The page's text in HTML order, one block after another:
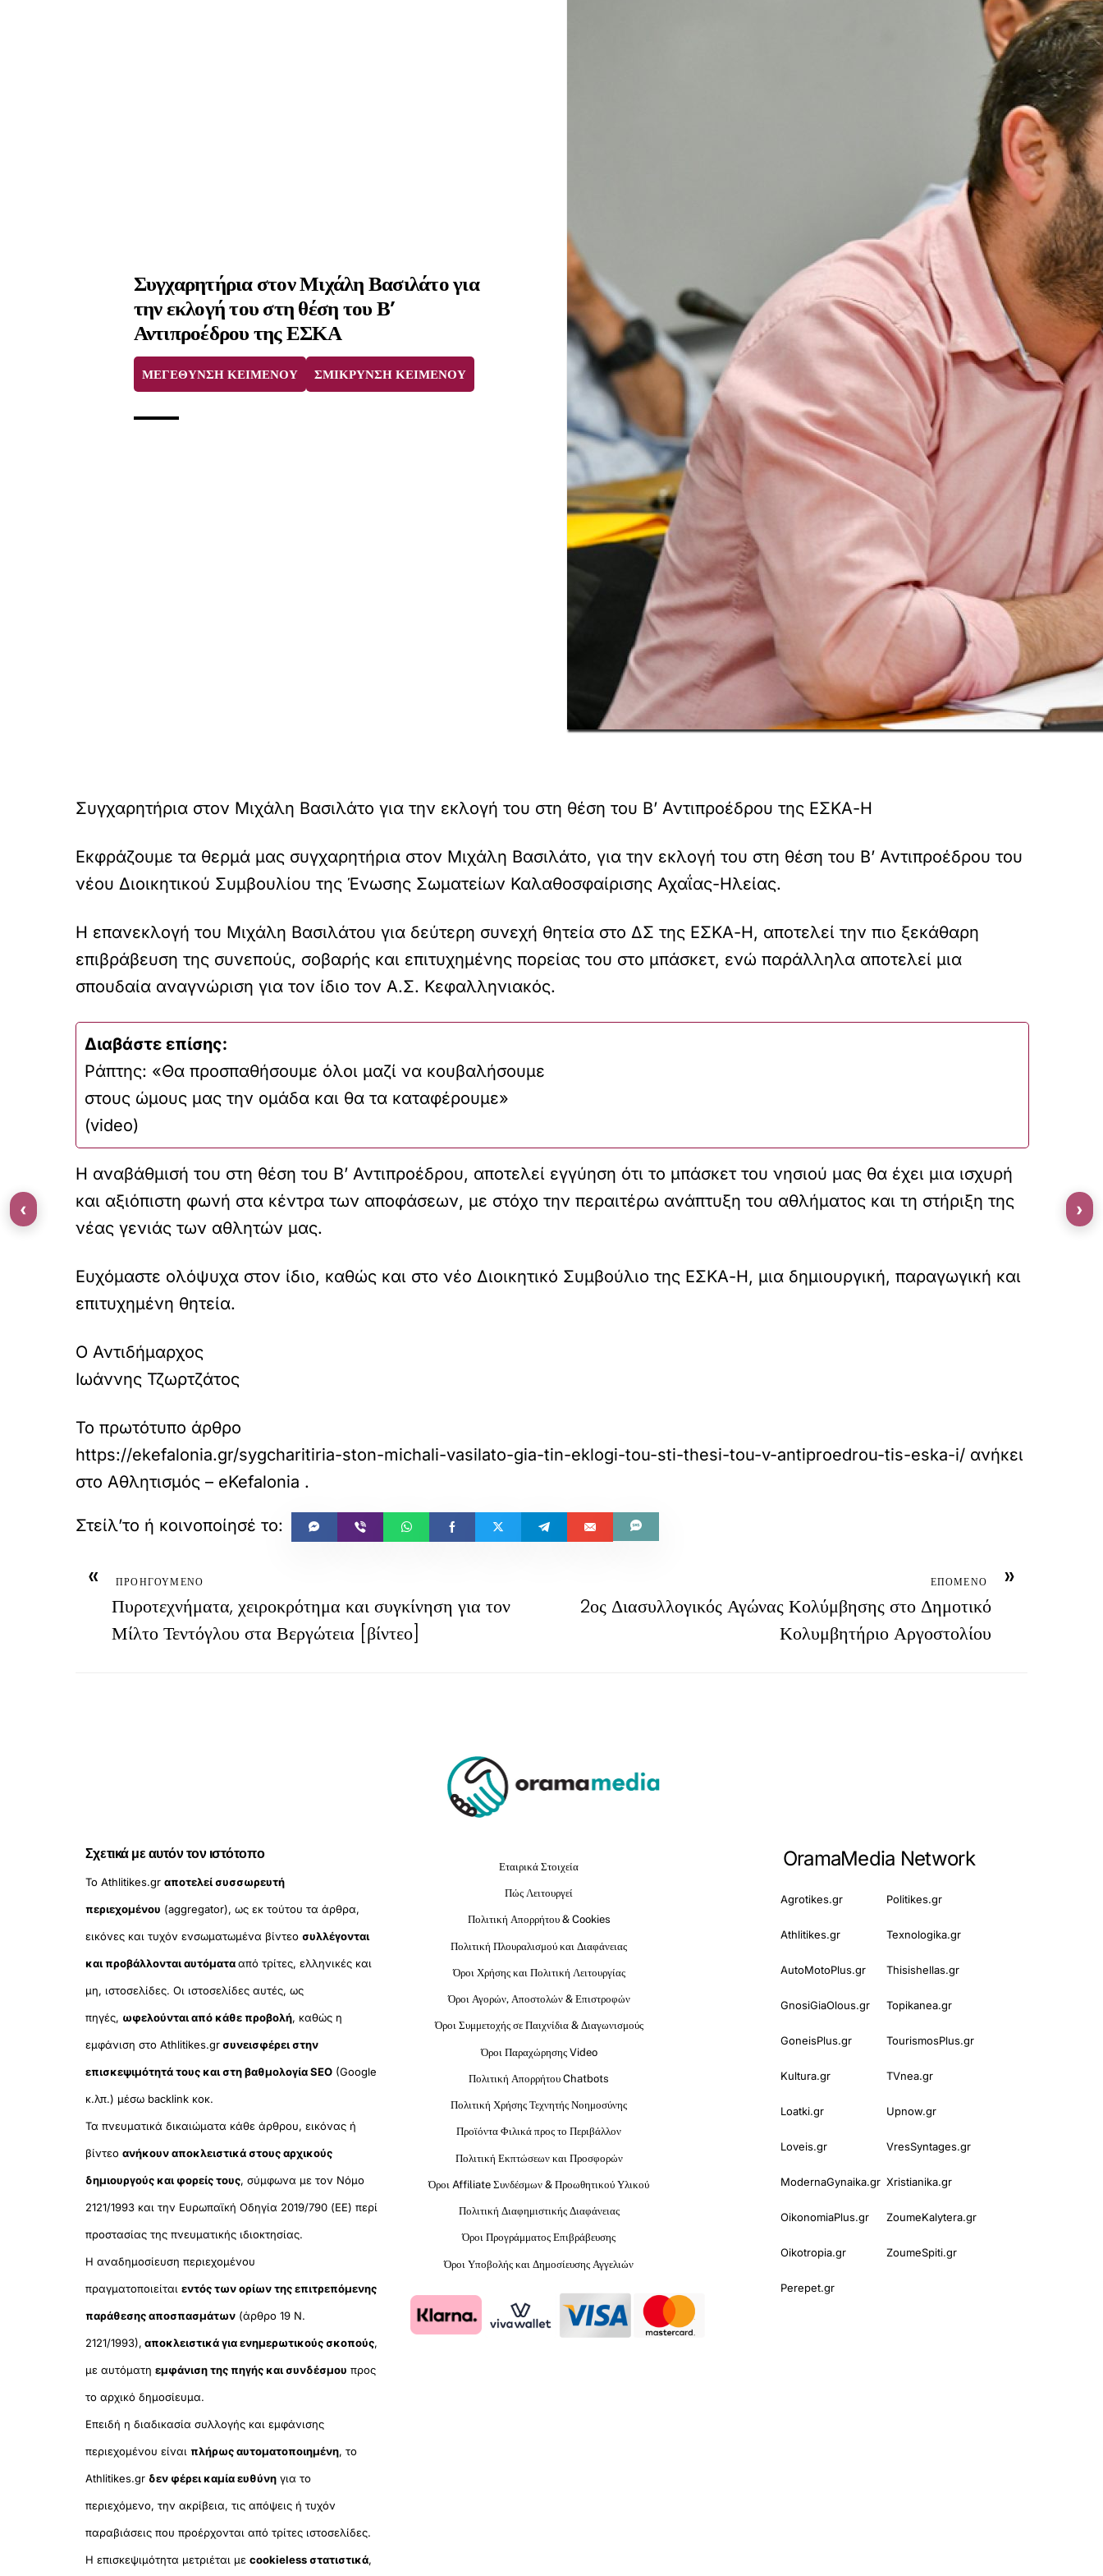
Συγχαρητήρια στον Μιχάλη Βασιλάτο για
την εκλογή του στη θέση του Β’
Αντιπροέδρου της ΕΣΚΑ
ΜΕΓΕΘΥΝΣΗ ΚΕΙΜΕΝΟΥ ΣΜΙΚΡΥΝΣΗ ΚΕΙΜΕΝΟΥ
Συγχαρητήρια στον Μιχάλη Βασιλάτο για την εκλογή του στη θέση του Β’ Αντιπροέδρου της ΕΣΚΑ-Η
Εκφράζουμε τα θερμά μας συγχαρητήρια στον Μιχάλη Βασιλάτο, για την εκλογή του στη θέση του Β’ Αντιπροέδρου του
νέου Διοικητικού Συμβουλίου της Ένωσης Σωματείων Καλαθοσφαίρισης Αχαΐας-Ηλείας.
Η επανεκλογή του Μιχάλη Βασιλάτου για δεύτερη συνεχή θητεία στο ΔΣ της ΕΣΚΑ-Η, αποτελεί την πιο ξεκάθαρη
επιβράβευση της συνεπούς, σοβαρής και επιτυχημένης πορείας του στο μπάσκετ, ενώ παράλληλα αποτελεί μια
σπουδαία αναγνώριση για τον ίδιο τον Α.Σ. Κεφαλληνιακός.
Διαβάστε επίσης:
Ράπτης: «Θα προσπαθήσουμε όλοι μαζί να κουβαλήσουμε
στους ώμους μας την ομάδα και θα τα καταφέρουμε»
(video)
Η αναβάθμισή του στη θέση του Β’ Αντιπροέδρου, αποτελεί εγγύηση ότι το μπάσκετ του νησιού μας θα έχει μια ισχυρή
και αξιόπιστη φωνή στα κέντρα των αποφάσεων, με στόχο την περαιτέρω ανάπτυξη του αθλήματος και τη στήριξη της
νέας γενιάς των αθλητών μας.
Ευχόμαστε ολόψυχα στον ίδιο, καθώς και στο νέο Διοικητικό Συμβούλιο της ΕΣΚΑ-Η, μια δημιουργική, παραγωγική και
επιτυχημένη θητεία.
Ο Αντιδήμαρχος
Ιωάννης Τζωρτζάτος
Το πρωτότυπο άρθρο
https://ekefalonia.gr/sygcharitiria-ston-michali-vasilato-gia-tin-eklogi-tou-sti-thesi-tou-v-antiproedrou-tis-eska-i/ ανήκει
στο Αθλητισμός – eKefalonia .
« ΠΡΟΗΓΟΥΜΕΝΟ
Πυροτεχνήματα, χειροκρότημα και συγκίνηση για τον
Μίλτο Τεντόγλου στα Βεργώτεια [βίντεο]
»
ΕΠΟΜΕΝΟ
2ος Διασυλλογικός Αγώνας Κολύμβησης στο Δημοτικό
Κολυμβητήριο Αργοστολίου
Σχετικά με αυτόν τον ιστότοπο
Το Athlitikes.gr αποτελεί συσσωρευτή
περιεχομένου (aggregator), ως εκ τούτου τα άρθρα,
εικόνες και τυχόν ενσωματωμένα βίντεο συλλέγονται
και προβάλλονται αυτόματααπό τρίτες, ελληνικές και
μη, ιστοσελίδες. Οι ιστοσελίδες αυτές, ως
πηγές, ωφελούνται από κάθε προβολή, καθώς η
εμφάνιση στο Athlitikes.grσυνεισφέρει στην
επισκεψιμότητά τους και στη βαθμολογία SEO(Google
κ.λπ.) μέσω backlink κοκ.
Τα πνευματικά δικαιώματα κάθε άρθρου, εικόνας ή
βίντεο ανήκουν αποκλειστικά στους αρχικούς
δημιουργούς και φορείς τους, σύμφωνα με τον Νόμο
2121/1993 και την Ευρωπαϊκή Οδηγία 2019/790 (ΕΕ) περί
προστασίας της πνευματικής ιδιοκτησίας.
Η αναδημοσίευση περιεχομένου
πραγματοποιείται εντός των ορίων της επιτρεπόμενης
παράθεσης αποσπασμάτων(άρθρο 19 Ν.
2121/1993), αποκλειστικά για ενημερωτικούς σκοπούς,
με αυτόματη εμφάνιση της πηγής και συνδέσμου προς
το αρχικό δημοσίευμα.
Επειδή η διαδικασία συλλογής και εμφάνισης
περιεχομένου είναι πλήρως αυτοματοποιημένη, το
Athlitikes.gr δεν φέρει καμία ευθύνηγια το
περιεχόμενο, την ακρίβεια, τις απόψεις ή τυχόν
παραβιάσεις που προέρχονται από τρίτες ιστοσελίδες.
Η επισκεψιμότητα μετριέται με cookieless στατιστικά,
Εταιρικά Στοιχεία
Πώς Λειτουργεί
Πολιτική Απορρήτου & Cookies
Πολιτική Πλουραλισμού και Διαφάνειας
Όροι Χρήσης και Πολιτική Λειτουργίας
Όροι Αγορών, Αποστολών & Επιστροφών
Όροι Συμμετοχής σε Παιχνίδια & Διαγωνισμούς
Όροι Παραχώρησης Video
Πολιτική Απορρήτου Chatbots
Πολιτική Χρήσης Τεχνητής Νοημοσύνης
Προϊόντα Φιλικά προς το Περιβάλλον
Πολιτική Εκπτώσεων και Προσφορών
Όροι Affiliate Συνδέσμων & Προωθητικού Υλικού
Πολιτική Διαφημιστικής Διαφάνειας
Όροι Προγράμματος Επιβράβευσης
Όροι Υποβολής και Δημοσίευσης Αγγελιών
OramaMedia Network
Agrotikes.gr Politikes.gr
Athlitikes.gr Texnologika.gr
AutoMotoPlus.gr Thisishellas.gr
GnosiGiaOlous.gr Topikanea.gr
GoneisPlus.gr TourismosPlus.gr
Kultura.gr TVnea.gr
Loatki.gr Upnow.gr
Loveis.gr VresSyntages.gr
ModernaGynaika.gr Xristianika.gr
OikonomiaPlus.gr ZoumeKalytera.gr
Oikotropia.gr ZoumeSpiti.gr
Perepet.gr
‹ ›